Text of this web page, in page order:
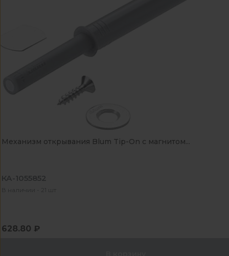
Механизм открывания Blum Tip-On с магнитом...
КА-1055852
В наличии - 21 шт
628.80 ₽